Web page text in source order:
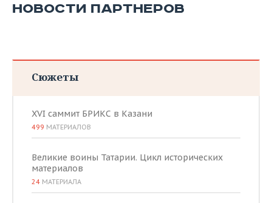
НОВОСТИ ПАРТНЕРОВ
Сюжеты
XVI саммит БРИКС в Казани
499 МАТЕРИАЛОВ
Великие воины Татарии. Цикл исторических
материалов
24 МАТЕРИАЛА